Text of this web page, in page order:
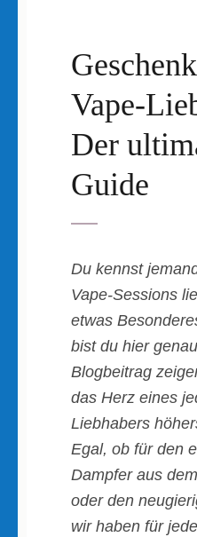
Vape-
Der
Guide
Du kennst
Vape-Sessions
etwas
bist du hier
Blogbeitrag
das Herz eines
Liebhabers
Egal, ob für den
Dampfer aus
oder den
wir haben für